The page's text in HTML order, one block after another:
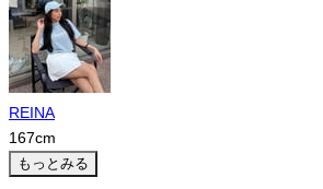
REINA
167cm
もっとみる